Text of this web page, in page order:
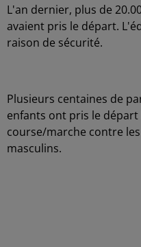
L'an dernier, plus de
avaient pris le départ.
raison de sécurité.
Plusieurs centaines de
enfants ont pris le
course/marche contre
masculins.